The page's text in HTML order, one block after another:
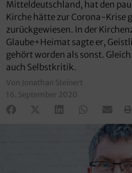
Mitteldeutschland, hat den
Kirche hätte zur Corona-Krise
zurückgewiesen. In der
Glaube+Heimat sagte er,
gehört worden als sonst.
auch Selbstkritik.
Von Jonathan Steinert
16. September 2020